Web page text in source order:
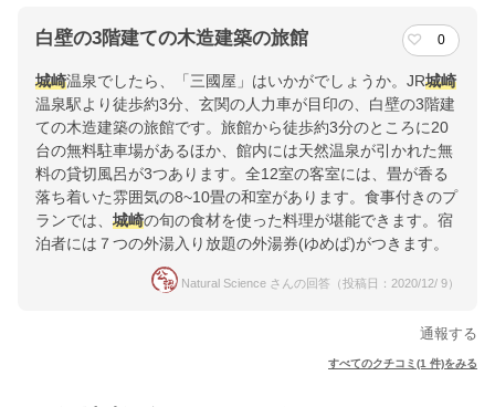
白壁の3階建ての木造建築の旅館 0
城崎温泉でしたら、「三國屋」はいかがでしょうか。JR城崎
温泉駅より徒歩約3分、玄関の人力車が目印の、白壁の3階建
ての木造建築の旅館です。旅館から徒歩約3分のところに20
台の無料駐車場があるほか、館内には天然温泉が引かれた無
料の貸切風呂が3つあります。全12室の客室には、畳が香る
落ち着いた雰囲気の8~10畳の和室があります。食事付きのプ
ランでは、 城崎の旬の食材を使った料理が堪能できます。宿
泊者には７つの外湯入り放題の外湯券(ゆめぱ)がつきます。
Natural Science さんの回答（投稿日：2020/12/ 9）
通報する
すべてのクチコミ(1 件)をみる